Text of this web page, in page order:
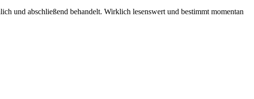
und abschließend behandelt. Wirklich lesenswert und bestimmt momentan